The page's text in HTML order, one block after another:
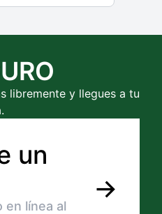
libremente y llegues a tu
un
en línea al
→